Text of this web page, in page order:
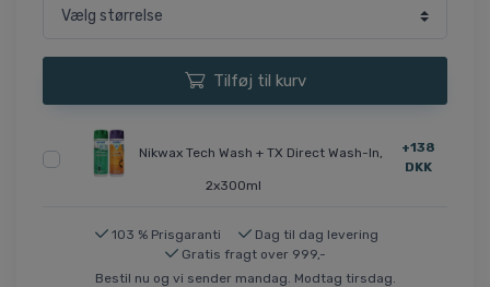
Tilføj til kurv
Nikwax Tech Wash + TX Direct Wash-In,
2x300ml
+138
DKK
103 % Prisgaranti
Dag til dag levering
Gratis fragt over 999,-
Bestil nu og vi sender mandag. Modtag tirsdag.